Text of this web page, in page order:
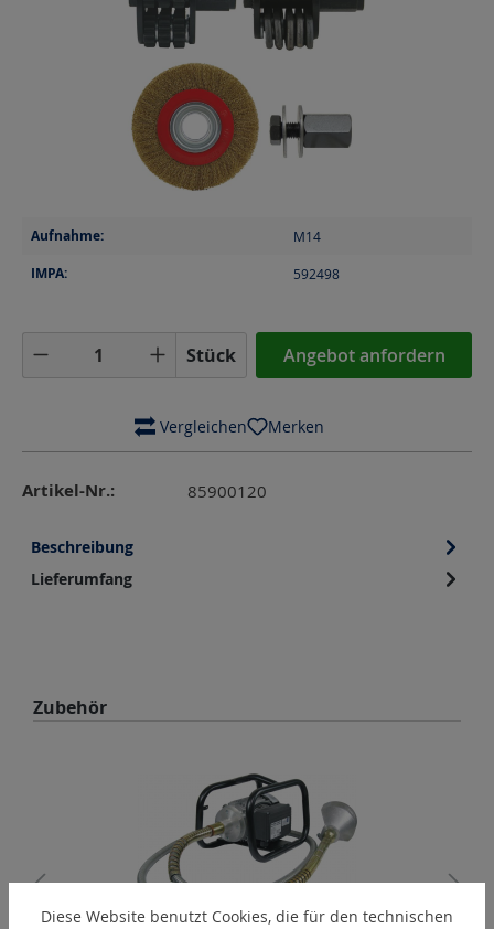
Aufnahme: M14
IMPA: 592498
Produkt Anzahl: Gib den gewünschten
Stück Angebot anfordern
Vergleichen Merken
Artikel-Nr.: 85900120
Beschreibung
Lieferumfang
Produktgalerie überspringen
Zubehör
Diese Website benutzt Cookies, die für den technischen